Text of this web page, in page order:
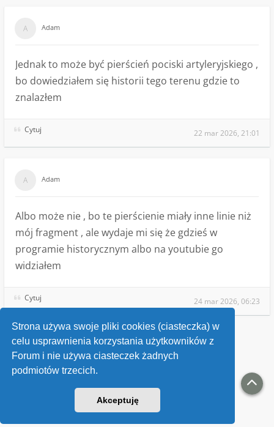
Strona używa swoje pliki cookies (ciasteczka) w
celu usprawnienia korzystania użytkowników z
Forum i nie używa ciasteczek żadnych
podmiotów trzecich.
Akceptuję
Adam
Jednak to może być pierścień pociski artyleryjskiego ,
bo dowiedziałem się historii tego terenu gdzie to
znalazłem
Cytuj 22 mar 2026, 21:01
Adam
Albo może nie , bo te pierścienie miały inne linie niż
mój fragment , ale wydaje mi się że gdzieś w
programie historycznym albo na youtubie go
widziałem
Cytuj 24 mar 2026, 06:23
Wróć do „Identyfikacje przedmiotów”
v118